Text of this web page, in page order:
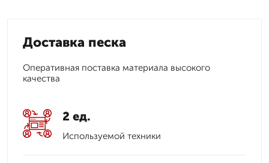
Доставка песка
Оперативная поставка материала высокого
качества
2 ед.
Используемой техники